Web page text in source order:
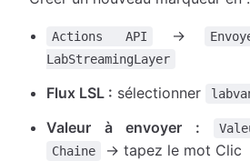
Actions API →
LabStreamingLayer
Flux LSL : sélectionner
Valeur à envoyer :
Chaine → tapez le mot Clic